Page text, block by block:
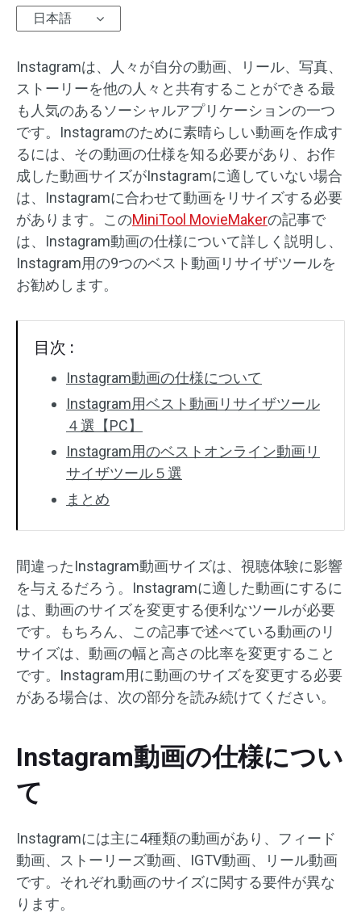
動画エフェクト
回転/反転
バッチ処理
透かしなし
日本語
Instagramは、人々が自分の動画、リール、写真、
ストーリーを他の人々と共有することができる最
も人気のあるソーシャルアプリケーションの一つ
です。Instagramのために素晴らしい動画を作成す
るには、その動画の仕様を知る必要があり、お作
成した動画サイズがInstagramに適していない場合
は、Instagramに合わせて動画をリサイズする必要
があります。このMiniTool MovieMakerの記事で
は、Instagram動画の仕様について詳しく説明し、
Instagram用の9つのベスト動画リサイザツールを
お勧めします。
目次 :
Instagram動画の仕様について
Instagram用ベスト動画リサイザツール
４選【PC】
Instagram用のベストオンライン動画リ
サイザツール５選
まとめ
間違ったInstagram動画サイズは、視聴体験に影響
を与えるだろう。Instagramに適した動画にするに
は、動画のサイズを変更する便利なツールが必要
です。もちろん、この記事で述べている動画のリ
サイズは、動画の幅と高さの比率を変更すること
です。Instagram用に動画のサイズを変更する必要
がある場合は、次の部分を読み続けてください。
Instagram動画の仕様につい
て
Instagramには主に4種類の動画があり、フィード
動画、ストーリーズ動画、IGTV動画、リール動画
です。それぞれ動画のサイズに関する要件が異な
ります。